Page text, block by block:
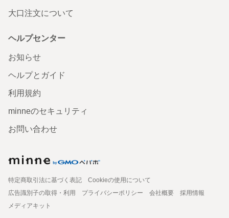
大口注文について
ヘルプセンター
お知らせ
ヘルプとガイド
利用規約
minneのセキュリティ
お問い合わせ
特定商取引法に基づく表記
Cookieの使用について
広告識別子の取得・利用
プライバシーポリシー 会社概要
採用情報
メディアキット